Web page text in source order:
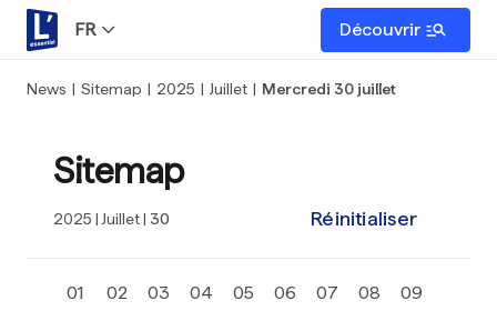
FR Découvrir
News | Sitemap | 2025 | Juillet | Mercredi 30 juillet
Sitemap
2025 Juillet 30 Réinitialiser
01 02 03 04 05 06 07 08 09